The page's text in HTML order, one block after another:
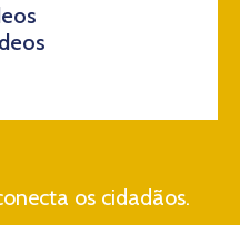
os cidadãos.